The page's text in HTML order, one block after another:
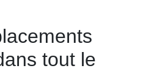
tout le